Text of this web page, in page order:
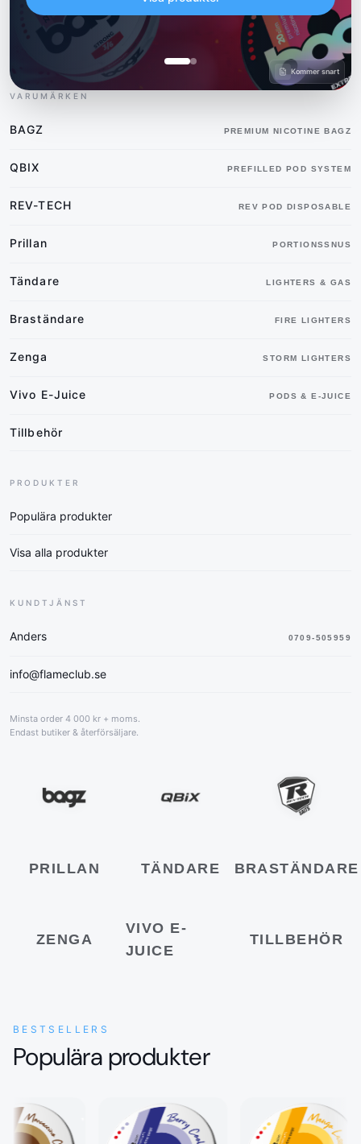
VARUMÄRKEN
BAGZ PREMIUM NICOTINE BAGZ
QBIX PREFILLED POD SYSTEM
REV-TECH REV POD DISPOSABLE
Prillan PORTIONSSNUS
Tändare LIGHTERS & GAS
Braständare FIRE LIGHTERS
Zenga STORM LIGHTERS
Vivo E-Juice PODS & E-JUICE
Tillbehör
PRODUKTER
Populära produkter
Visa alla produkter
KUNDTJÄNST
Anders 0709-505959
info@flameclub.se
Minsta order 4 000 kr + moms.
Endast butiker & återförsäljare.
Kommer snart
PRILLAN TÄNDARE BRASTÄNDARE
ZENGA
VIVO E-
JUICE
TILLBEHÖR
BESTSELLERS
Populära produkter